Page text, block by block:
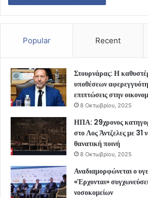
Popular Recent
Στουρνάρας: Η
υποθέσεων
επιπτώσεις στην
8 Οκτωβρίου, 2025
ΗΠΑ: 29χρονος
στο Λος Άντζελες με 31
θανατική ποινή
8 Οκτωβρίου, 2025
Αναδιαμορφώνεται ο
«Έρχονται»
νοσοκομείων